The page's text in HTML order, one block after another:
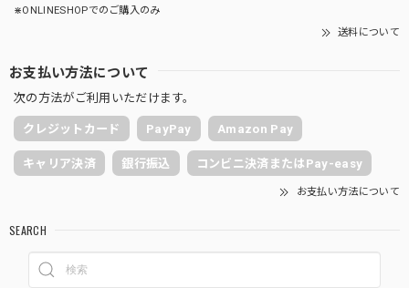
⋇ONLINESHOPでのご購入のみ
送料について
お支払い方法について
次の方法がご利用いただけます。
クレジットカード PayPay Amazon Pay
キャリア決済 銀行振込 コンビニ決済またはPay-easy
お支払い方法について
SEARCH